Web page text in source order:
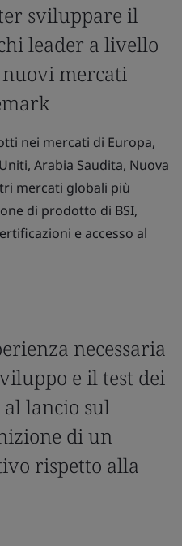
sviluppare il
leader a livello
nuovi mercati
nei mercati di Europa,
Arabia Saudita, Nuova
mercati globali più
di prodotto di BSI,
e accesso al
necessaria
e il test dei
lancio sul
di un
rispetto alla